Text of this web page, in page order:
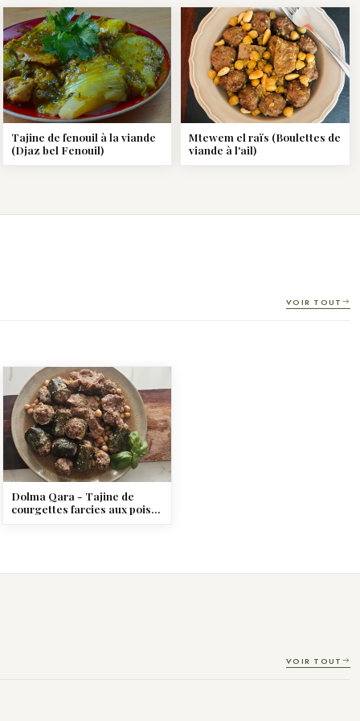
Tajine de fenouil à la viande
(Djaz bel Fenouil)
Mtewem el raïs (Boulettes de
viande à l'ail)
VOIR TOUT
Dolma Qara - Tajine de
courgettes farcies aux pois
VOIR TOUT